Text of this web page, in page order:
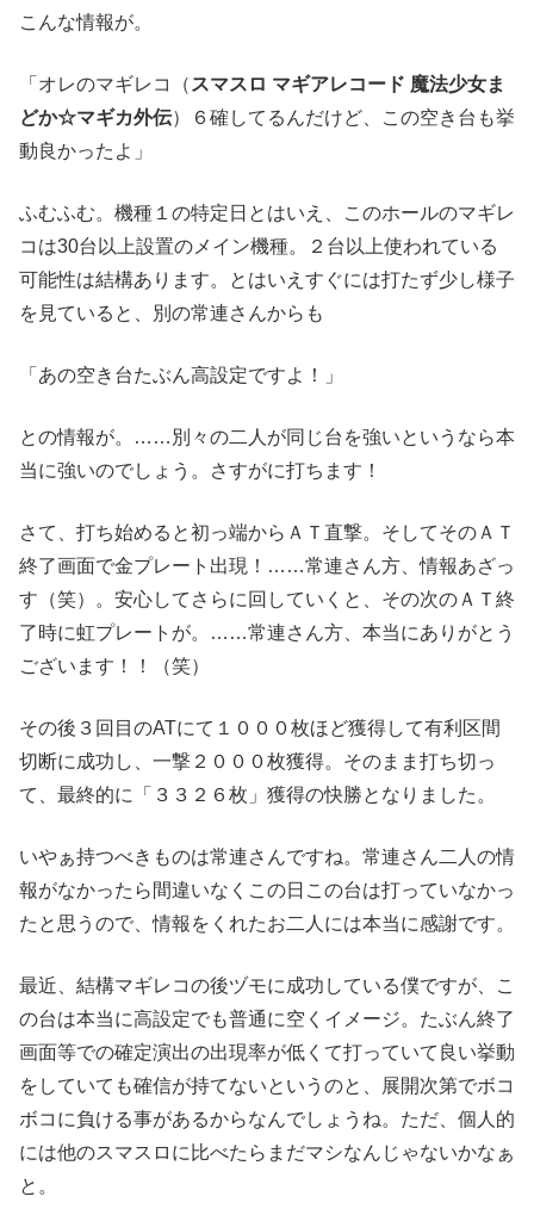
こんな情報が。
「オレのマギレコ（ スマスロ マギアレコード 魔法少女ま
どか☆マギカ外伝）６確してるんだけど、この空き台も挙
動良かったよ」
ふむふむ。機種１の特定日とはいえ、このホールのマギレ
コは30台以上設置のメイン機種。２台以上使われている
可能性は結構あります。とはいえすぐには打たず少し様子
を見ていると、別の常連さんからも
「あの空き台たぶん高設定ですよ！」
との情報が。……別々の二人が同じ台を強いというなら本
当に強いのでしょう。さすがに打ちます！
さて、打ち始めると初っ端からＡＴ直撃。そしてそのＡＴ
終了画面で金プレート出現！……常連さん方、情報あざっ
す（笑）。安心してさらに回していくと、その次のＡＴ終
了時に虹プレートが。……常連さん方、本当にありがとう
ございます！！（笑）
その後３回目のATにて１０００枚ほど獲得して有利区間
切断に成功し、一撃２０００枚獲得。そのまま打ち切っ
て、最終的に「３３２６枚」獲得の快勝となりました。
いやぁ持つべきものは常連さんですね。常連さん二人の情
報がなかったら間違いなくこの日この台は打っていなかっ
たと思うので、情報をくれたお二人には本当に感謝です。
最近、結構マギレコの後ヅモに成功している僕ですが、こ
の台は本当に高設定でも普通に空くイメージ。たぶん終了
画面等での確定演出の出現率が低くて打っていて良い挙動
をしていても確信が持てないというのと、展開次第でボコ
ボコに負ける事があるからなんでしょうね。ただ、個人的
には他のスマスロに比べたらまだマシなんじゃないかなぁ
と。